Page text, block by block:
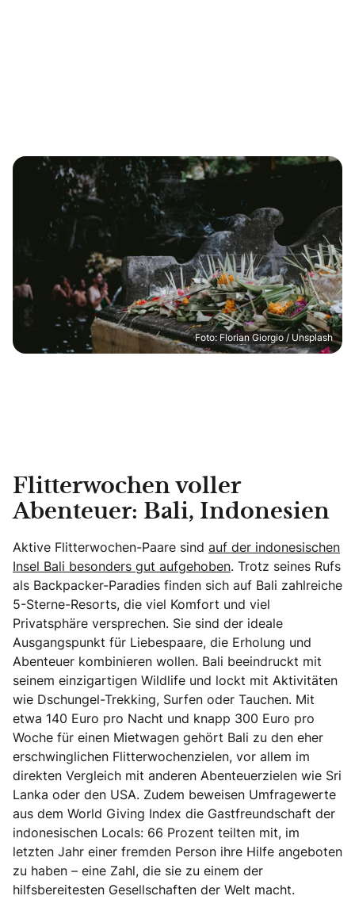
Foto: Florian Giorgio / Unsplash
Flitterwochen voller
Abenteuer: Bali, Indonesien
Aktive Flitterwochen-Paare sind auf der indonesischen
Insel Bali besonders gut aufgehoben. Trotz seines Rufs
als Backpacker-Paradies finden sich auf Bali zahlreiche
5-Sterne-Resorts, die viel Komfort und viel
Privatsphäre versprechen. Sie sind der ideale
Ausgangspunkt für Liebespaare, die Erholung und
Abenteuer kombinieren wollen. Bali beeindruckt mit
seinem einzigartigen Wildlife und lockt mit Aktivitäten
wie Dschungel-Trekking, Surfen oder Tauchen. Mit
etwa 140 Euro pro Nacht und knapp 300 Euro pro
Woche für einen Mietwagen gehört Bali zu den eher
erschwinglichen Flitterwochenzielen, vor allem im
direkten Vergleich mit anderen Abenteuerzielen wie Sri
Lanka oder den USA. Zudem beweisen Umfragewerte
aus dem World Giving Index die Gastfreundschaft der
indonesischen Locals: 66 Prozent teilten mit, im
letzten Jahr einer fremden Person ihre Hilfe angeboten
zu haben – eine Zahl, die sie zu einem der
hilfsbereitesten Gesellschaften der Welt macht.